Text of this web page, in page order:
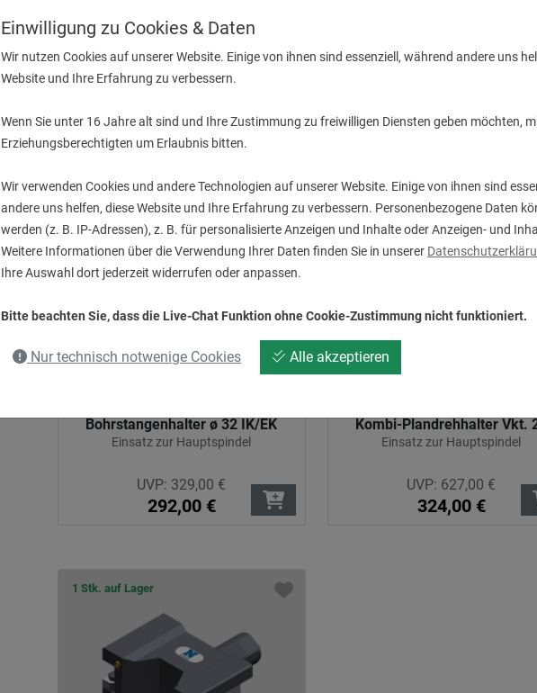
Einwilligung zu Cookies & Daten
Wir nutzen Cookies auf unserer Website. Einige von ihnen sind essenziell, während andere uns
Website und Ihre Erfahrung zu verbessern.
Wenn Sie unter 16 Jahre alt sind und Ihre Zustimmung zu freiwilligen Diensten geben möchten,
Erziehungsberechtigten um Erlaubnis bitten.
Wir verwenden Cookies und andere Technologien auf unserer Website. Einige von ihnen sind
andere uns helfen, diese Website und Ihre Erfahrung zu verbessern. Personenbezogene Daten
werden (z. B. IP-Adressen), z. B. für personalisierte Anzeigen und Inhalte oder Anzeigen- und
Weitere Informationen über die Verwendung Ihrer Daten finden Sie in unserer
Ihre Auswahl dort jederzeit widerrufen oder anpassen.
Bitte beachten Sie, dass die Live-Chat Funktion ohne Cookie-Zustimmung nicht funktioniert.
Nur technisch notwenige Cookies Alle akzeptieren
Winkel-Bohr- und Fräskopf ER 25
AX UT IK/EK
Einsatz zur Hauptspindel
UVP:
1.999,00 1.050,00 €
2 Stk. auf Lager
Bohrstangenhalter ø 32 IK/EK
Einsatz zur Hauptspindel
UVP: 329,00 €
292,00 €
1 Stk. auf Lager
Kombi-Plandrehhalter Vkt.
Einsatz zur Hauptspindel
UVP: 627,00 €
324,00 €
1 Stk. auf Lager